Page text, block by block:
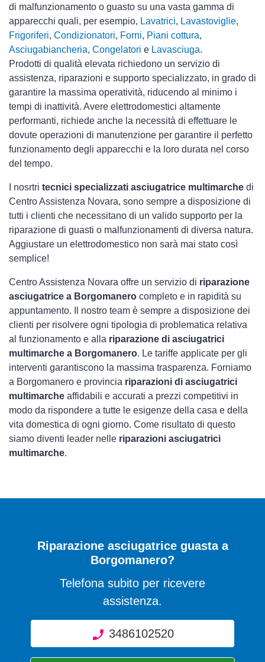
di malfunzionamento o guasto su una vasta gamma di
apparecchi quali, per esempio, Lavatrici, Lavastoviglie,
Frigoriferi, Condizionatori, Forni, Piani cottura,
Asciugabiancheria, Congelatori e Lavasciuga.
Prodotti di qualità elevata richiedono un servizio di
assistenza, riparazioni e supporto specializzato, in grado di
garantire la massima operatività, riducendo al minimo i
tempi di inattività. Avere elettrodomestici altamente
performanti, richiede anche la necessità di effettuare le
dovute operazioni di manutenzione per garantire il perfetto
funzionamento degli apparecchi e la loro durata nel corso
del tempo.
I nosrtri tecnici specializzati asciugatrice multimarche di
Centro Assistenza Novara, sono sempre a disposizione di
tutti i clienti che necessitano di un valido supporto per la
riparazione di guasti o malfunzionamenti di diversa natura.
Aggiustare un elettrodomestico non sarà mai stato così
semplice!
Centro Assistenza Novara offre un servizio di riparazione
asciugatrice a Borgomanero completo e in rapidità su
appuntamento. Il nostro team è sempre a disposizione dei
clienti per risolvere ogni tipologia di problematica relativa
al funzionamento e alla riparazione di asciugatrici
multimarche a Borgomanero. Le tariffe applicate per gli
interventi garantiscono la massima trasparenza. Forniamo
a Borgomanero e provincia riparazioni di asciugatrici
multimarche affidabili e accurati a prezzi competitivi in
modo da rispondere a tutte le esigenze della casa e della
vita domestica di ogni giorno. Come risultato di questo
siamo diventi leader nelle riparazioni asciugatrici
multimarche.
Riparazione asciugatrice guasta a
Borgomanero?
Telefona subito per ricevere
assistenza.
3486102520